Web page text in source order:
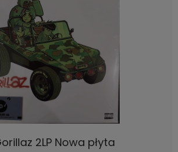
2LP Nowa płyta